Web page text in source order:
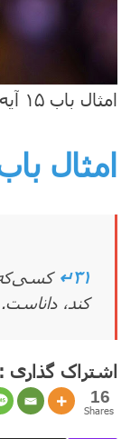
امثال باب ۱۵ آیه ۳۱
امثال باب
۳۱↵
کسی‌که
کند، داناست.
اشتراک گذاری :
16
Shares